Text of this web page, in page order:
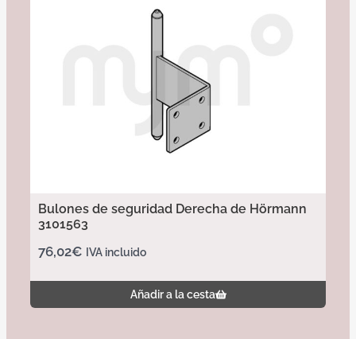
Bulones de seguridad Derecha de Hörmann
3101563
76,02€ IVA incluido
Añadir a la cesta